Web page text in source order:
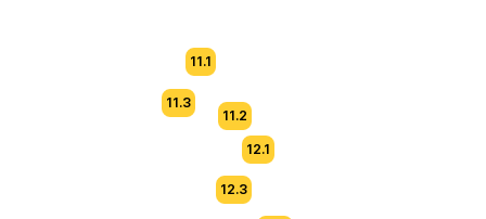
11.3
11.1
11.2
12.1
12.3